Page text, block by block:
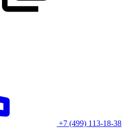
+7 (499) 113-18-38